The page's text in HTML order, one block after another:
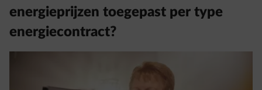
energieprijzen toegepast per type
energiecontract?